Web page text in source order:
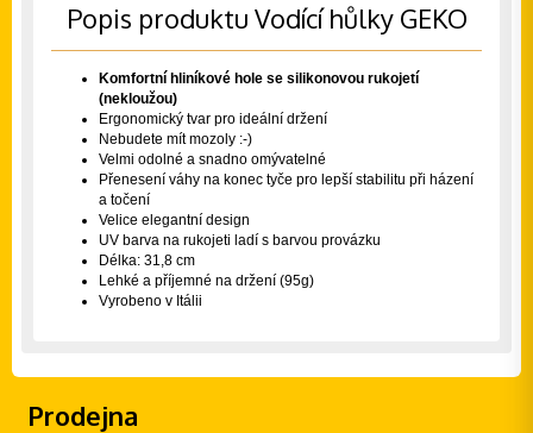
Popis produktu Vodící hůlky GEKO
Komfortní hliníkové hole se silikonovou rukojetí
(nekloužou)
Ergonomický tvar pro ideální držení
Nebudete mít mozoly :-)
Velmi odolné a snadno omývatelné
Přenesení váhy na konec tyče pro lepší stabilitu při házení
a točení
Velice elegantní design
UV barva na rukojeti ladí s barvou provázku
Délka: 31,8 cm
Lehké a příjemné na držení (95g)
Vyrobeno v Itálii
Prodejna